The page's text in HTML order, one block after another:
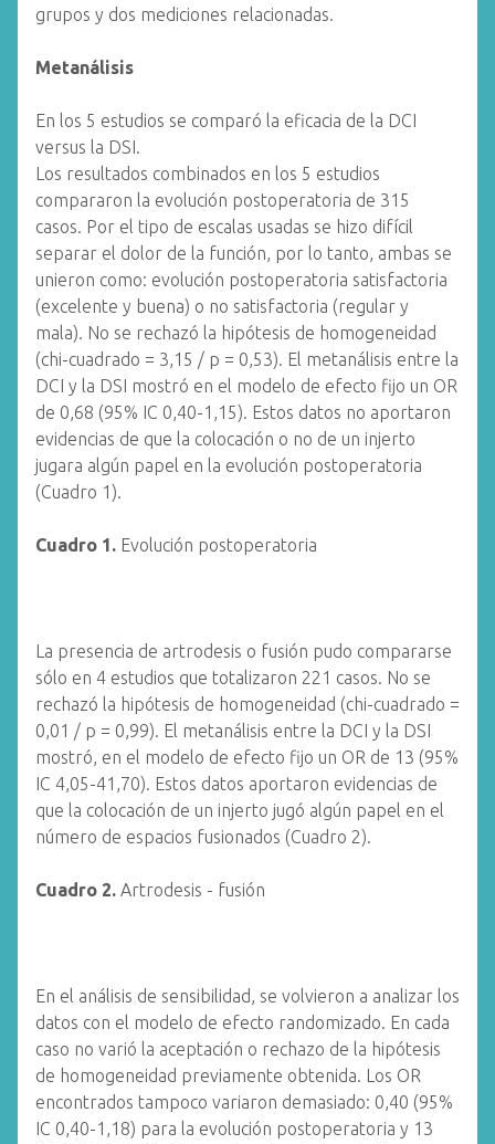
grupos y dos mediciones relacionadas.
Metanálisis
En los 5 estudios se comparó la eficacia de la DCI
versus la DSI.
Los resultados combinados en los 5 estudios
compararon la evolución postoperatoria de 315
casos. Por el tipo de escalas usadas se hizo difícil
separar el dolor de la función, por lo tanto, ambas se
unieron como: evolución postoperatoria satisfactoria
(excelente y buena) o no satisfactoria (regular y
mala). No se rechazó la hipótesis de homogeneidad
(chi-cuadrado = 3,15 / p = 0,53). El metanálisis entre la
DCI y la DSI mostró en el modelo de efecto fijo un OR
de 0,68 (95% IC 0,40-1,15). Estos datos no aportaron
evidencias de que la colocación o no de un injerto
jugara algún papel en la evolución postoperatoria
(Cuadro 1).
Cuadro 1. Evolución postoperatoria
La presencia de artrodesis o fusión pudo compararse
sólo en 4 estudios que totalizaron 221 casos. No se
rechazó la hipótesis de homogeneidad (chi-cuadrado =
0,01 / p = 0,99). El metanálisis entre la DCI y la DSI
mostró, en el modelo de efecto fijo un OR de 13 (95%
IC 4,05-41,70). Estos datos aportaron evidencias de
que la colocación de un injerto jugó algún papel en el
número de espacios fusionados (Cuadro 2).
Cuadro 2. Artrodesis - fusión
En el análisis de sensibilidad, se volvieron a analizar los
datos con el modelo de efecto randomizado. En cada
caso no varió la aceptación o rechazo de la hipótesis
de homogeneidad previamente obtenida. Los OR
encontrados tampoco variaron demasiado: 0,40 (95%
IC 0,40-1,18) para la evolución postoperatoria y 13